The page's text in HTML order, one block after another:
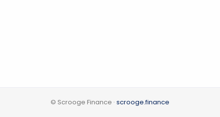
© Scrooge Finance · scrooge.finance